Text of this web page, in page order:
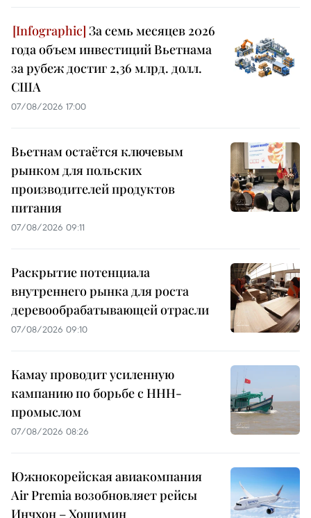
За семь месяцев 2026
года объем инвестиций Вьетнама
за рубеж достиг 2,36 млрд. долл.
США
07/08/2026 17:00
Вьетнам остаётся ключевым
рынком для польских
производителей продуктов
питания
07/08/2026 09:11
Раскрытие потенциала
внутреннего рынка для роста
деревообрабатывающей отрасли
07/08/2026 09:10
Камау проводит усиленную
кампанию по борьбе с ННН-
промыслом
07/08/2026 08:26
Южнокорейская авиакомпания
Air Premia возобновляет рейсы
Инчхон – Хошимин